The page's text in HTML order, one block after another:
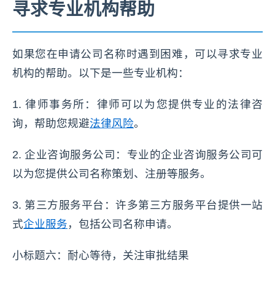
寻求专业机构帮助
如果您在申请公司名称时遇到困难，可以寻求专业
机构的帮助。以下是一些专业机构：
1. 律师事务所：律师可以为您提供专业的法律咨
询，帮助您规避法律风险。
2. 企业咨询服务公司：专业的企业咨询服务公司可
以为您提供公司名称策划、注册等服务。
3. 第三方服务平台：许多第三方服务平台提供一站
式企业服务 ，包括公司名称申请。
小标题六：耐心等待，关注审批结果